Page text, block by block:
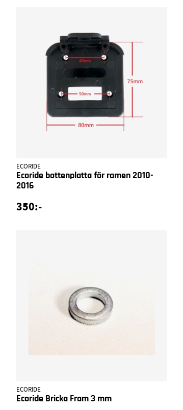
ECORIDE
Ecoride bottenplatta för ramen 2010-
2016
350:-
ECORIDE
Ecoride Bricka Fram 3 mm